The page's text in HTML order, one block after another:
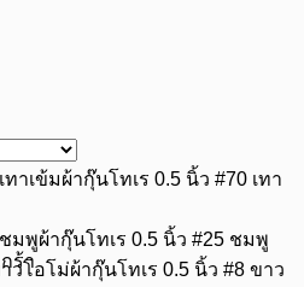
ร้า
ผ้ากุ๊นโทเร 0.5 นิ้ว #70 เทา
ผ้ากุ๊นโทเร 0.5 นิ้ว #25 ชมพู
ผ้ากุ๊นโทเร 0.5 นิ้ว #8 ขาว